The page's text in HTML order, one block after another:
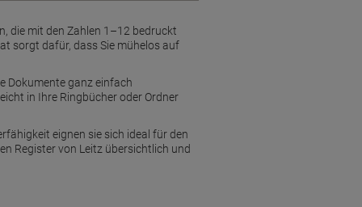
die mit den Zahlen 1–12 bedruckt
sorgt dafür, dass Sie mühelos auf
Dokumente ganz einfach
in Ihre Ringbücher oder Ordner
eignen sie sich ideal für den
Register von Leitz übersichtlich und